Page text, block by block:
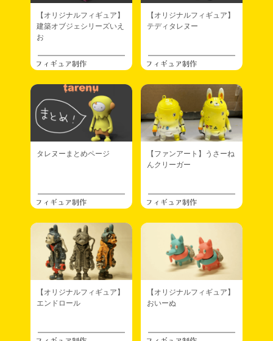
【オリジナルフィギュア】
建築オブジェシリーズいえ
お
フィギュア制作
【オリジナルフィギュア】
テディタレヌー
フィギュア制作
タレヌーまとめページ
フィギュア制作
【ファンアート】うさーね
んクリーガー
フィギュア制作
【オリジナルフィギュア】
エンドロール
【オリジナルフィギュア】
おいーぬ